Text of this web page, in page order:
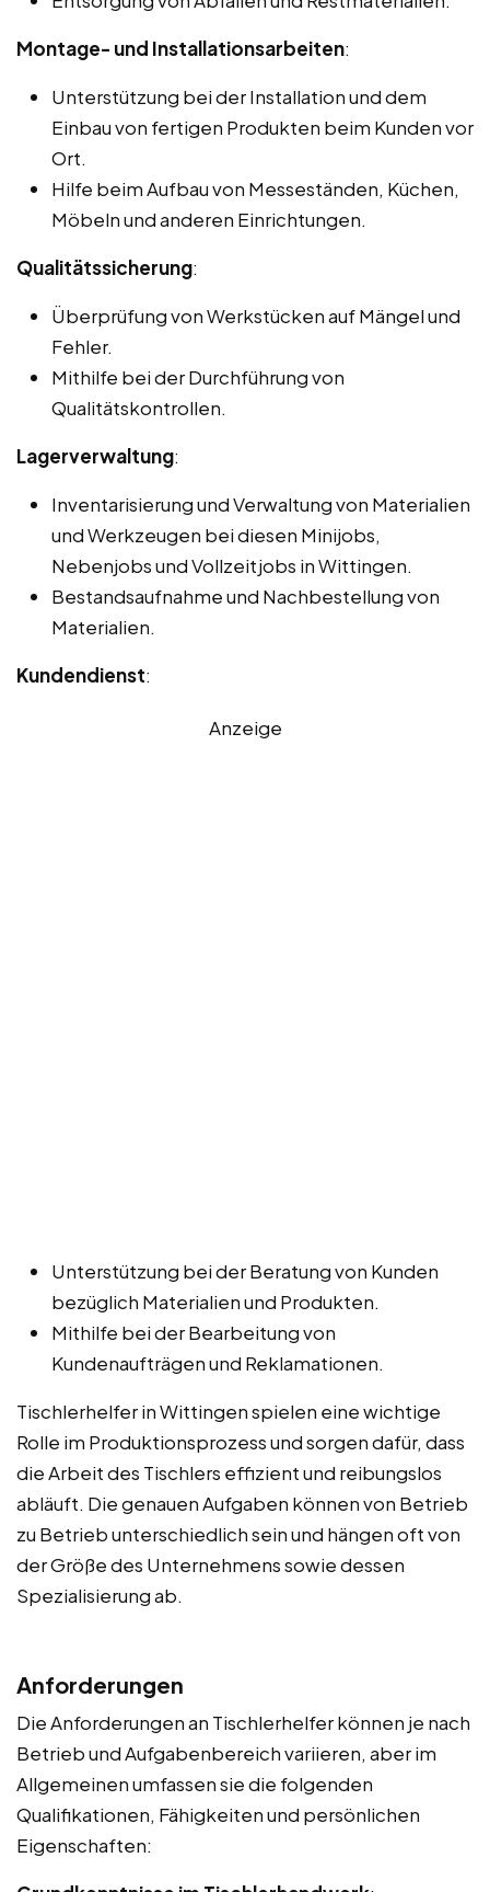
Montage- und Installationsarbeiten:
Unterstützung bei der Installation und dem
Einbau von fertigen Produkten beim Kunden vor
Ort.
Hilfe beim Aufbau von Messeständen, Küchen,
Möbeln und anderen Einrichtungen.
Qualitätssicherung:
Überprüfung von Werkstücken auf Mängel und
Fehler.
Mithilfe bei der Durchführung von
Qualitätskontrollen.
Lagerverwaltung:
Inventarisierung und Verwaltung von Materialien
und Werkzeugen bei diesen Minijobs,
Nebenjobs und Vollzeitjobs in Wittingen.
Bestandsaufnahme und Nachbestellung von
Materialien.
Kundendienst:
Anzeige
Unterstützung bei der Beratung von Kunden
bezüglich Materialien und Produkten.
Mithilfe bei der Bearbeitung von
Kundenaufträgen und Reklamationen.
Tischlerhelfer in Wittingen spielen eine wichtige
Rolle im Produktionsprozess und sorgen dafür, dass
die Arbeit des Tischlers effizient und reibungslos
abläuft. Die genauen Aufgaben können von Betrieb
zu Betrieb unterschiedlich sein und hängen oft von
der Größe des Unternehmens sowie dessen
Spezialisierung ab.
Anforderungen
Die Anforderungen an Tischlerhelfer können je nach
Betrieb und Aufgabenbereich variieren, aber im
Allgemeinen umfassen sie die folgenden
Qualifikationen, Fähigkeiten und persönlichen
Eigenschaften: